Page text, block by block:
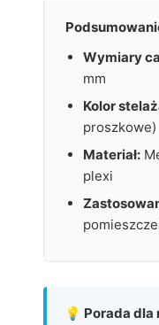
Wymiary
mm
Kolor
proszkowe)
Materiał:
plexi
💡 Porada